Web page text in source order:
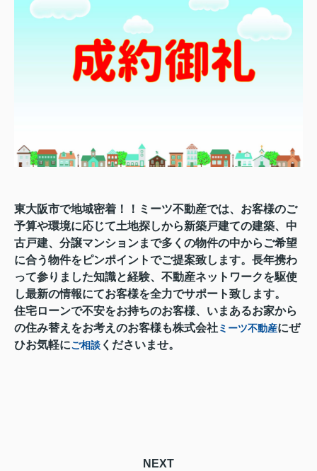
東大阪市で地域密着！！ミーツ不動産では、お客様のご
予算や環境に応じて土地探しから新築戸建ての建築、中
古戸建、分譲マンションまで多くの物件の中からご希望
に合う物件をピンポイントでご提案致します。長年携わ
って参りました知識と経験、不動産ネットワークを駆使
し最新の情報にてお客様を全力でサポート致します。
住宅ローンで不安をお持ちのお客様、いまあるお家から
の住み替えをお考えのお客様も株式会社ミーツ不動産にぜ
ひお気軽にご相談 くださいませ。
NEXT